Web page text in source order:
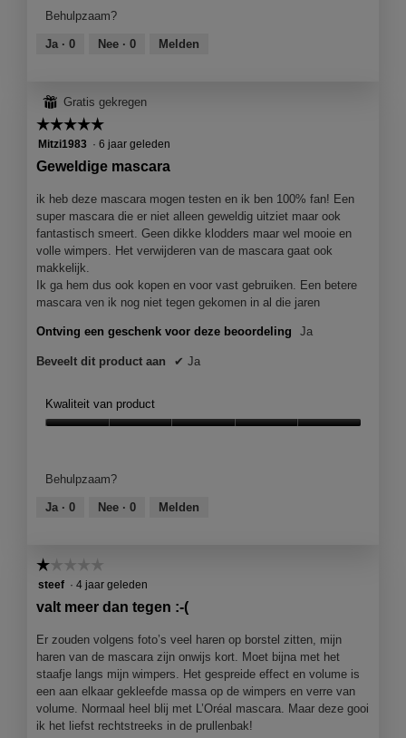
5
van
Behulpzaam?
Ja · 0 Nee · 0 Melden
⊞ Gratis gekregen
☆☆☆☆☆
☆☆☆☆☆
5
sterren.
Mitzi1983 · 6 jaar geleden
Geweldige mascara
ik heb deze mascara mogen testen en ik ben 100% fan! Een
super mascara die er niet alleen geweldig uitziet maar ook
fantastisch smeert. Geen dikke klodders maar wel mooie en
volle wimpers. Het verwijderen van de mascara gaat ook
makkelijk.
Ik ga hem dus ook kopen en voor vast gebruiken. Een betere
mascara ven ik nog niet tegen gekomen in al die jaren
Ontving een geschenk voor deze beoordeling Ja
Beveelt dit product aan ✔ Ja
Kwaliteit van product
5
van
Behulpzaam?
Ja · 0 Nee · 0 Melden
☆☆☆☆☆
☆☆☆☆☆
1
van
sterren.
steef · 4 jaar geleden
valt meer dan tegen :-(
Er zouden volgens foto’s veel haren op borstel zitten, mijn
haren van de mascara zijn onwijs kort. Moet bijna met het
staafje langs mijn wimpers. Het gespreide effect en volume is
een aan elkaar gekleefde massa op de wimpers en verre van
volume. Normaal heel blij met L’Oréal mascara. Maar deze gooi
ik het liefst rechtstreeks in de prullenbak!